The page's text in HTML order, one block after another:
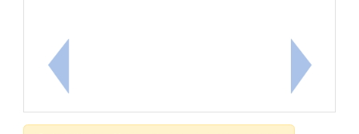
上一筆：轉知-高雄市政府教育局辦理「環境教育人
下一筆：